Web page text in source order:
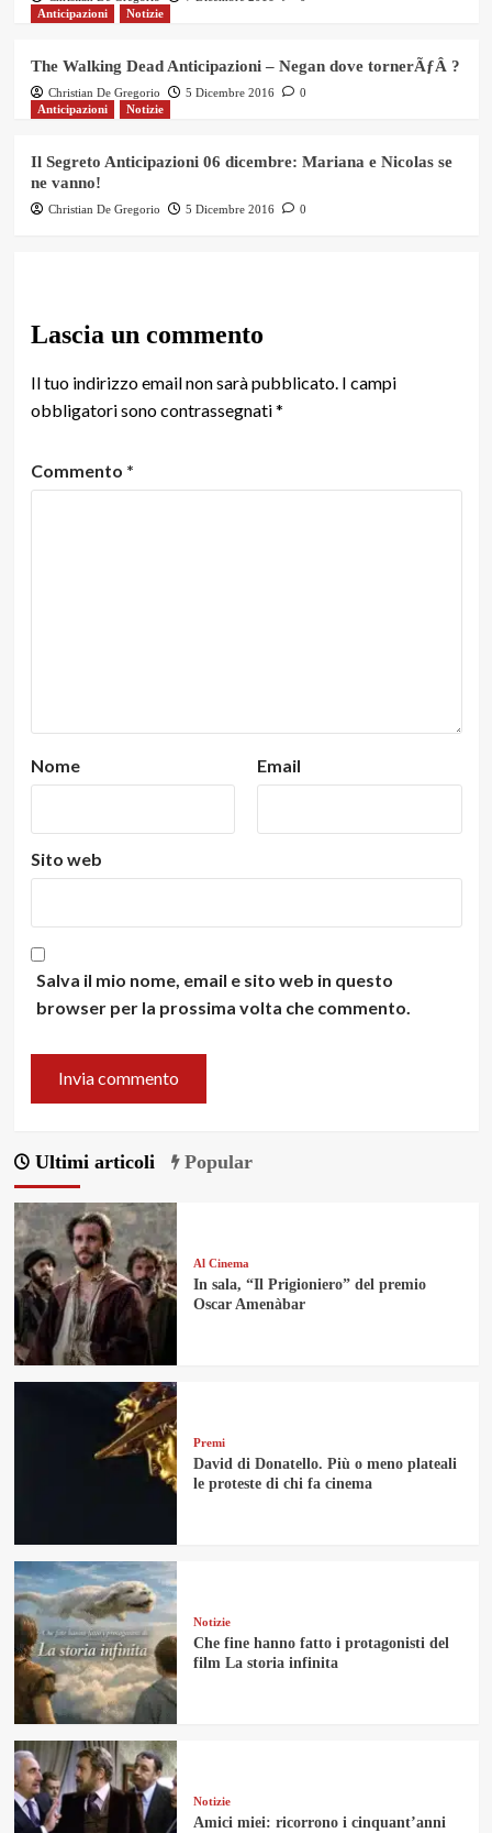
Anticipazioni
Notizie
The Walking Dead Anticipazioni – Negan dove tornerÃƒÂ ?
Christian De Gregorio 5 Dicembre 2016
0
Anticipazioni
Notizie
Il Segreto Anticipazioni 06 dicembre: Mariana e Nicolas se
ne vanno!
Christian De Gregorio 5 Dicembre 2016 0
Lascia un commento
Il tuo indirizzo email non sarà pubblicato. I campi
obbligatori sono contrassegnati*
Commento *
Nome Email
Sito web
Salva il mio nome, email e sito web in questo
browser per la prossima volta che commento.
Ultimi articoli Popular
Al Cinema
In sala, “Il Prigioniero” del premio
Oscar Amenàbar
Premi
David di Donatello. Più o meno plateali
le proteste di chi fa cinema
Notizie
Che fine hanno fatto i protagonisti del
film La storia infinita
Notizie
Amici miei: ricorrono i cinquant’anni